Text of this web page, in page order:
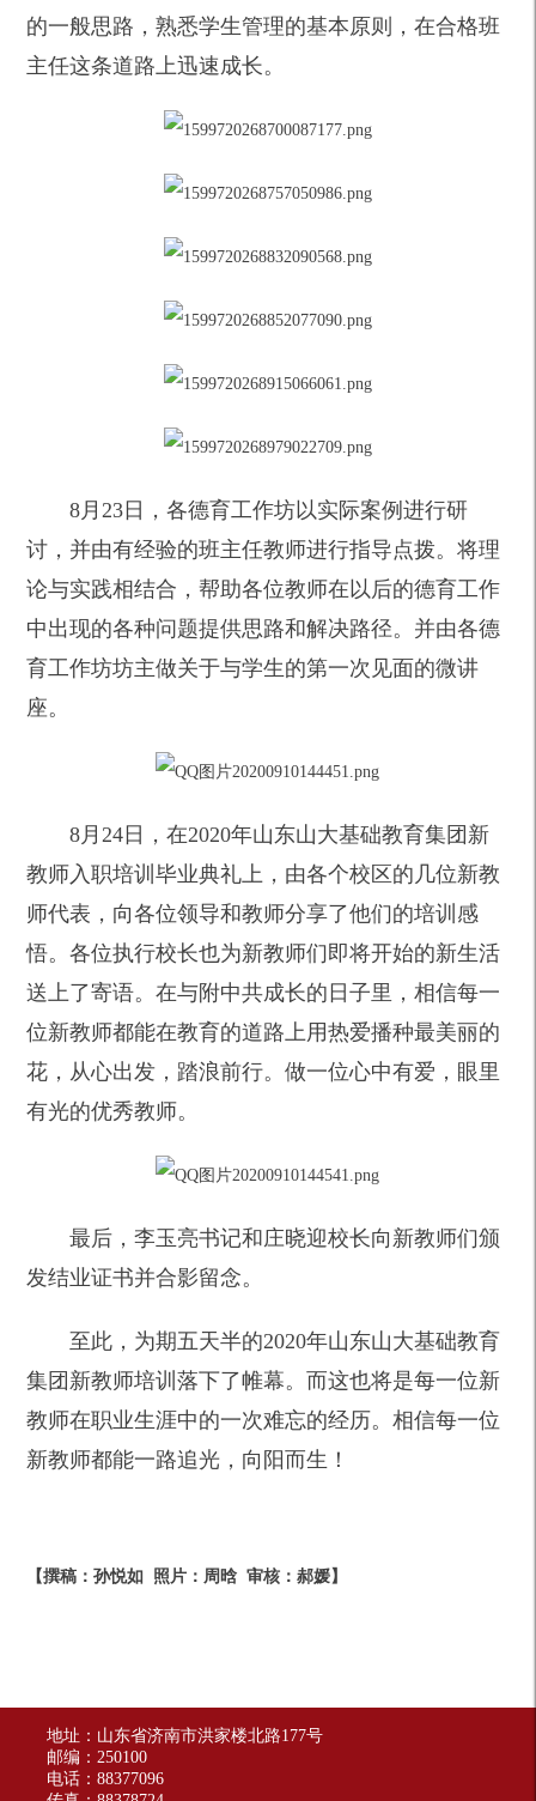
的一般思路，熟悉学生管理的基本原则，在合格班
主任这条道路上迅速成长。
8 月23日，各德育工作坊以实际案例进行研
讨，并由有经验的班主任教师进行指导点拨。将理
论与实践相结合，帮助各位教师在以后的德育工作
中出现的各种问题提供思路和解决路径。并由各德
育工作坊坊主做关于与学生的第一次见面的微讲
座。
8 月24日，在2020年山东山大基础教育集团新
教师入职培训毕业典礼上，由各个校区的几位新教
师代表，向各位领导和教师分享了他们的培训感
悟。各位执行校长也为新教师们即将开始的新生活
送上了寄语。在与附中共成长的日子里，相信每一
位新教师都能在教育的道路上用热爱播种最美丽的
花，从心出发，踏浪前行。做一位心中有爱，眼里
有光的优秀教师。
最后，李玉亮书记和庄晓迎校长向新教师们颁
发结业证书并合影留念。
至此，为期五天半的2020年山东山大基础教育
集团新教师培训落下了帷幕。而这也将是每一位新
教师在职业生涯中的一次难忘的经历。相信每一位
新教师都能一路追光，向阳而生！
【撰稿：孙悦如 照片：周晗 审核：郝媛】
地址：山东省济南市洪家楼北路177号
邮编：250100
电话：88377096